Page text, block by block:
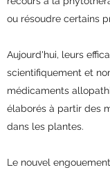
ou résoudre certains
Aujourd'hui, leurs
scientifiquement et
médicaments
élaborés à partir des
dans les plantes.
Le nouvel